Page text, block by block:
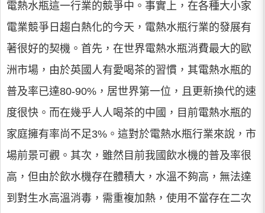
電熱水瓶這一行業的競爭中。事實上，在各種大小家
電業競爭日趨白熱化的今天，電熱水瓶行業的發展有
著很好的契機。首先，在世界電熱水瓶消費最大的歐
洲市場，由於英國人有愛喝茶的習慣，其電熱水瓶的
普及率已達80-90%，居世界第一位，且更新換代的速
度很快。而在幾乎人人喝茶的中國，目前電熱水瓶的
家庭擁有率尚不足3%。這對於電熱水瓶行業來說，市
場前景可觀。其次，雖然目前我國飲水機的普及率很
高，但由於飲水機存在體積大，水溫不夠高，無法達
到對生水高溫消毒，需重複加熱，使用不當存在二次